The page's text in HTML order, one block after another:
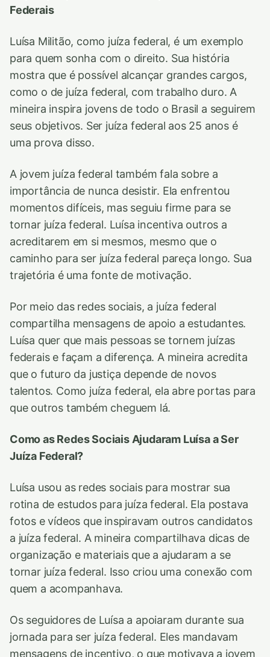
Federais
Luísa Militão, como juíza federal, é um exemplo
para quem sonha com o direito. Sua história
mostra que é possível alcançar grandes cargos,
como o de juíza federal, com trabalho duro. A
mineira inspira jovens de todo o Brasil a seguirem
seus objetivos. Ser juíza federal aos 25 anos é
uma prova disso.
A jovem juíza federal também fala sobre a
importância de nunca desistir. Ela enfrentou
momentos difíceis, mas seguiu firme para se
tornar juíza federal. Luísa incentiva outros a
acreditarem em si mesmos, mesmo que o
caminho para ser juíza federal pareça longo. Sua
trajetória é uma fonte de motivação.
Por meio das redes sociais, a juíza federal
compartilha mensagens de apoio a estudantes.
Luísa quer que mais pessoas se tornem juízas
federais e façam a diferença. A mineira acredita
que o futuro da justiça depende de novos
talentos. Como juíza federal, ela abre portas para
que outros também cheguem lá.
Como as Redes Sociais Ajudaram Luísa a Ser
Juíza Federal?
Luísa usou as redes sociais para mostrar sua
rotina de estudos para juíza federal. Ela postava
fotos e vídeos que inspiravam outros candidatos
a juíza federal. A mineira compartilhava dicas de
organização e materiais que a ajudaram a se
tornar juíza federal. Isso criou uma conexão com
quem a acompanhava.
Os seguidores de Luísa a apoiaram durante sua
jornada para ser juíza federal. Eles mandavam
mensagens de incentivo, o que motivava a jovem